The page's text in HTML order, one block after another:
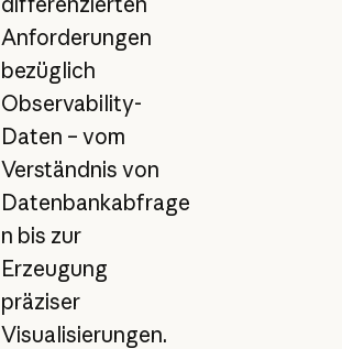
Anforderungen
bezüglich
Observability-
Daten – vom
Verständnis von
Datenbankabfrage
n bis zur
Erzeugung
präziser
Visualisierungen.